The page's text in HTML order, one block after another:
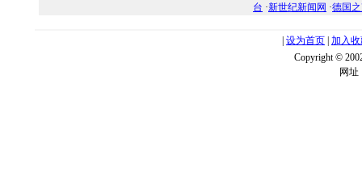
台 ·新世纪新闻网 ·德国
设为首页 加入
Copyright ©
网址